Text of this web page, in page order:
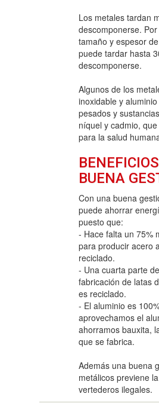
Los metales tardan
descomponerse.
tamaño y espesor
puede tardar hasta
descomponerse.
Algunos de los
inoxidable y
pesados y
níquel y cadmio,
para la salud
BUENA
Con una buena
puede ahorrar
puesto que:
- Hace falta un 75%
para producir acero
reciclado.
- Una cuarta parte
fabricación de latas
es reciclado.
- El aluminio es
aprovechamos el
ahorramos bauxita,
que se fabrica.
Además una buena
metálicos previene
vertederos ilegales.